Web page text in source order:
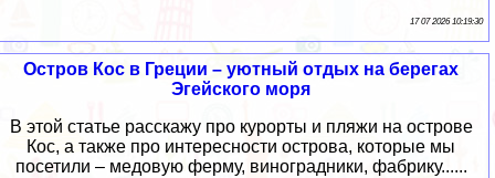
17 07 2026 10:19:30
Остров Кос в Греции – уютный отдых на берегах
Эгейского моря
В этой статье расскажу про курорты и пляжи на острове
Кос, а также про интересности острова, которые мы
посетили – медовую ферму, виноградники, фабрику......